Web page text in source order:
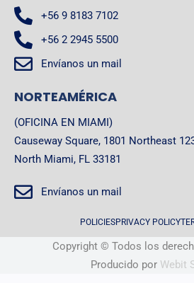
+56 9 8183 7102
+56 2 2945 5500
Envíanos un mail
NORTEAMÉRICA
(OFICINA EN MIAMI)
Causeway Square, 1801 Northeast
North Miami, FL 33181
Envíanos un mail
POLICIESPRIVACY POLICY
Copyright © Todos los
Producido por Webit